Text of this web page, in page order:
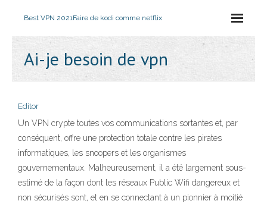
Best VPN 2021Faire de kodi comme netflix
Ai-je besoin de vpn
Editor
Un VPN crypte toutes vos communications sortantes et, par
conséquent, offre une protection totale contre les pirates
informatiques, les snoopers et les organismes
gouvernementaux. Malheureusement, il a été largement sous-
estimé de la façon dont les réseaux Public Wifi dangereux et
non sécurisés sont, et en se connectant à un pionnier à moitié